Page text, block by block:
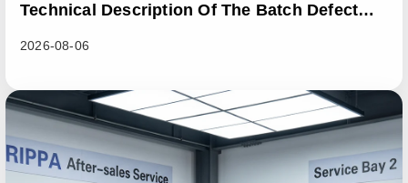
Technical Description Of The Batch Defect
2026-08-06